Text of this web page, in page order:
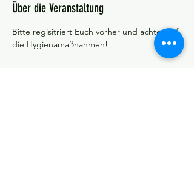
Über die Veranstaltung
Bitte regisitriert Euch vorher und achtet auf
die Hygienamaßnahmen!